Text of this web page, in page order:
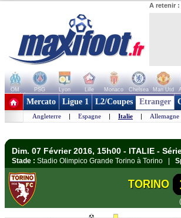
A retenir :
OM PSG Lyon Lille Monaco Chelsea Man Utd
+ de clubs
Mercato Ligue 1 L2/Coupes Etranger
Angleterre | Espagne | Italie | Allemagne
Dim. 07 Février 2016, 15h00 - ITALIE -
Stade : Stadio Olimpico Grande Torino à Torino |
TORINO